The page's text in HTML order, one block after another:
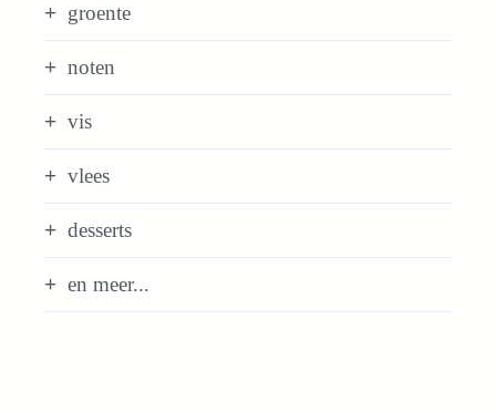
groente
noten
vis
vlees
desserts
en meer...